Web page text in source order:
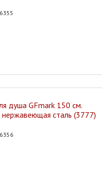
душа GFmark 150 см.
сталь (3777)